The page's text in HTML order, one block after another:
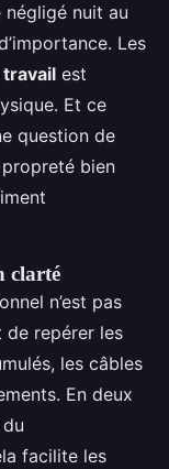
négligé nuit au
Les
est
Et ce
question de
bien
clarté
n’est pas
de repérer les
les câbles
En deux
facilite les